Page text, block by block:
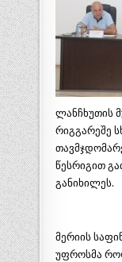
ლანჩხუთის
რიგგარეშე
წესრიგით
განიხილეს.
მერიის
უფროსმა